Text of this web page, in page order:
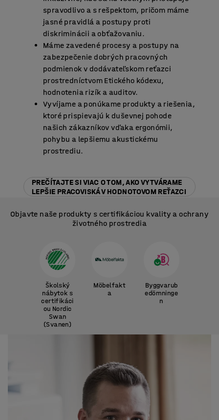
spravodlivo a s rešpektom, pričom máme
jasné pravidlá a postupy proti
diskriminácii a obťažovaniu.
Máme zavedené procesy a postupy na
zabezpečenie dobrých pracovných
podmienok v dodávateľskom reťazci
prostredníctvom Etického kódexu,
hodnotenia rizík a auditov.
Vyvíjame a ponúkame produkty a riešenia,
ktoré prispievajú k duševnej pohode
našich zákazníkov vďaka ergonómii,
pohybu a lepšiemu akustickému
prostrediu.
PREČÍTAJTE SI VIAC O TOM, AKO VYTVÁRAME
LEPŠIE PRACOVISKÁ V HODNOTOVOM REŤAZCI
Objavte naše produkty s certifikáciou kvality a ochrany
životného prostredia
Školský
nábytok s
certifikáci
ou Nordic
Swan
(Svanen)
Möbelfakt
a
Byggvarub
edömninge
n